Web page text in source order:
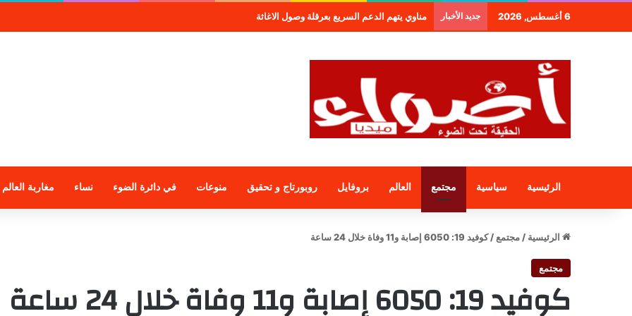
6 أغسطس, 2026 جديد الأخبار طنجة.. مجموعة فندقية جديدة لمجموعة الراجحي الاستثمارية
الرئيسية سياسية مجتمع العالم بروفايل روبورتاج و تحقيق منوعات في دائرة الضوء نساء مغاربة العالم
الرئيسية / مجتمع / كوفيد 19: 6050 إصابة و11 وفاة خلال 24 ساعة
مجتمع
كوفيد 19: 6050 إصابة و11 وفاة خلال 24 ساعة